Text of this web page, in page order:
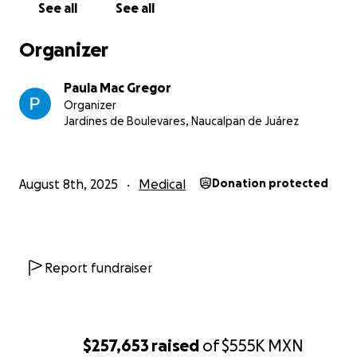
$257,653 raised of$555K MXN
estar con nosotros en este momento tan difícil. Saber
poco más liviano. Con tu ayuda, esta carga pesa menos
ánimo es más fuerte. Tu apoyo nos da impulso para
acerca un paso más a la recuperación de nuestra
See all See all
Organizer
Paula Mac Gregor
Organizer
Jardines de Boulevares, Naucalpan de Juárez
August 8th, 2025 Medical Donation protected
Report fundraiser